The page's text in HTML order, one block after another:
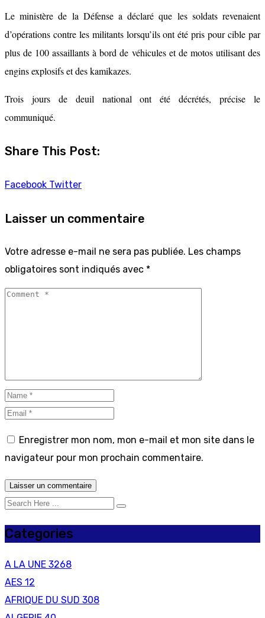
Le ministère de la Défense a déclaré que les soldats revenaient
d’opérations contre les militants lorsqu’ils ont été pris pour cible par
plus de 100 assaillants à bord de véhicules et de motos utilisant des
engins explosifs et des kamikazes.
Trois jours de deuil national ont été décrétés, précise le
communiqué.
Share This Post:
Facebook Twitter
Laisser un commentaire
Votre adresse e-mail ne sera pas publiée. Les champs
obligatoires sont indiqués avec *
Enregistrer mon nom, mon e-mail et mon site dans le
navigateur pour mon prochain commentaire.
Categories
A LA UNE 3268
AES 12
AFRIQUE DU SUD 308